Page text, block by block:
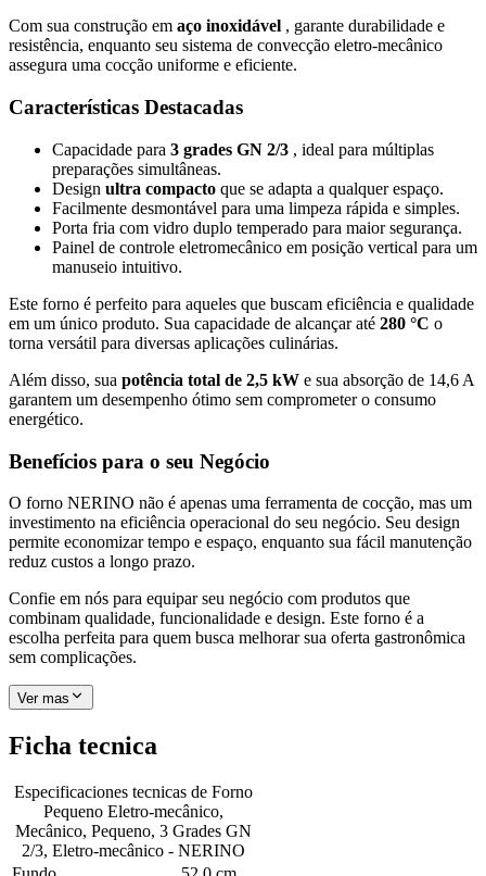
Com sua construção em aço inoxidável , garante durabilidade e
resistência, enquanto seu sistema de convecção eletro-mecânico
assegura uma cocção uniforme e eficiente.
Características Destacadas
Capacidade para 3 grades GN 2/3 , ideal para múltiplas
preparações simultâneas.
Design ultra compacto que se adapta a qualquer espaço.
Facilmente desmontável para uma limpeza rápida e simples.
Porta fria com vidro duplo temperado para maior segurança.
Painel de controle eletromecânico em posição vertical para um
manuseio intuitivo.
Este forno é perfeito para aqueles que buscam eficiência e qualidade
em um único produto. Sua capacidade de alcançar até 280 °C o
torna versátil para diversas aplicações culinárias.
Além disso, sua potência total de 2,5 kW e sua absorção de 14,6 A
garantem um desempenho ótimo sem comprometer o consumo
energético.
Benefícios para o seu Negócio
O forno NERINO não é apenas uma ferramenta de cocção, mas um
investimento na eficiência operacional do seu negócio. Seu design
permite economizar tempo e espaço, enquanto sua fácil manutenção
reduz custos a longo prazo.
Confie em nós para equipar seu negócio com produtos que
combinam qualidade, funcionalidade e design. Este forno é a
escolha perfeita para quem busca melhorar sua oferta gastronômica
sem complicações.
Ver mas
Ficha tecnica
Especificaciones tecnicas de Forno
Pequeno Eletro-mecânico,
Mecânico, Pequeno, 3 Grades GN
2/3, Eletro-mecânico - NERINO